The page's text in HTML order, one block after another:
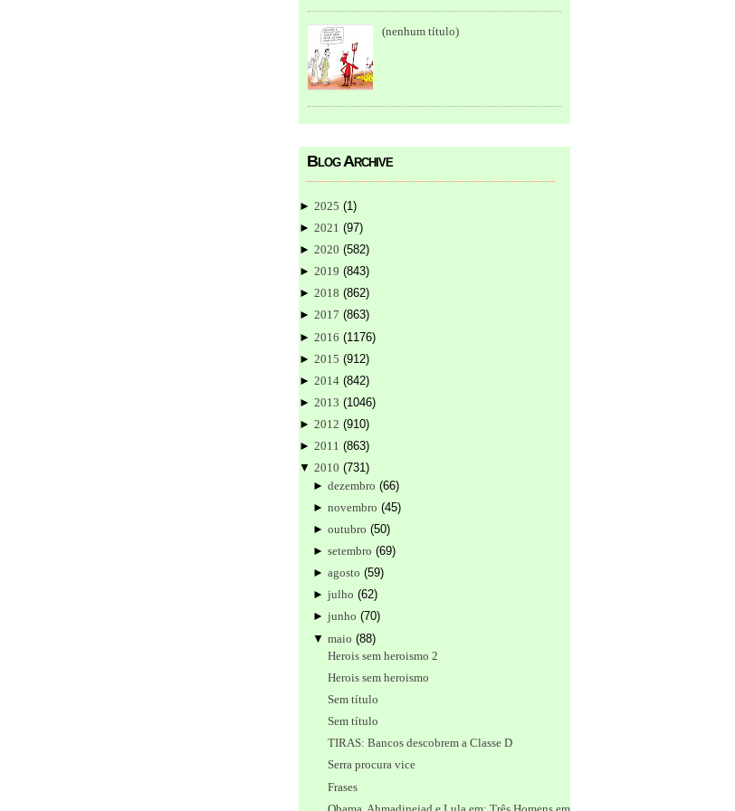
(nenhum título)
Blog Archive
► 2025 (1 )
► 2021 (97)
► 2020 (582)
► 2019 (843)
► 2018 (862)
► 2017 (863)
► 2016 (1176)
► 2015 (912)
► 2014 (842)
► 2013 (1046)
► 2012 (910)
► 2011 (863)
▼ 2010 (731)
►dezembro (66)
►novembro (45)
►outubro (50)
►setembro (69)
►agosto (59)
►julho (62)
►junho (70)
▼maio (88)
Herois sem heroismo 2
Herois sem heroismo
Sem título
Sem título
TIRAS: Bancos descobrem a Classe D
Serra procura vice
Frases